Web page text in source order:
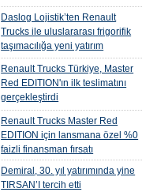
Daslog Lojistik’ten Renault
Trucks ile uluslararası frigorifik
taşımacılığa yeni yatırım
Renault Trucks Türkiye, Master
Red EDITION'ın ilk teslimatını
gerçekleştirdi
Renault Trucks Master Red
EDITION için lansmana özel %0
faizli finansman fırsatı
Demiral, 30. yıl yatırımında yine
TIRSAN’I tercih etti